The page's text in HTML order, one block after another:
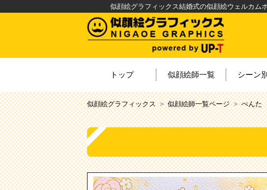
似顔絵グラフィックス結婚式の似顔絵ウェルカム
トップ 似顔絵師一覧 シーン
似顔絵グラフィックス 似顔絵師一覧ページ ぺんた